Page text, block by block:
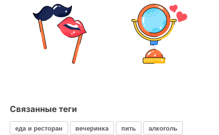
Связанные теги
еда и ресторан вечеринка пить
алкоголь